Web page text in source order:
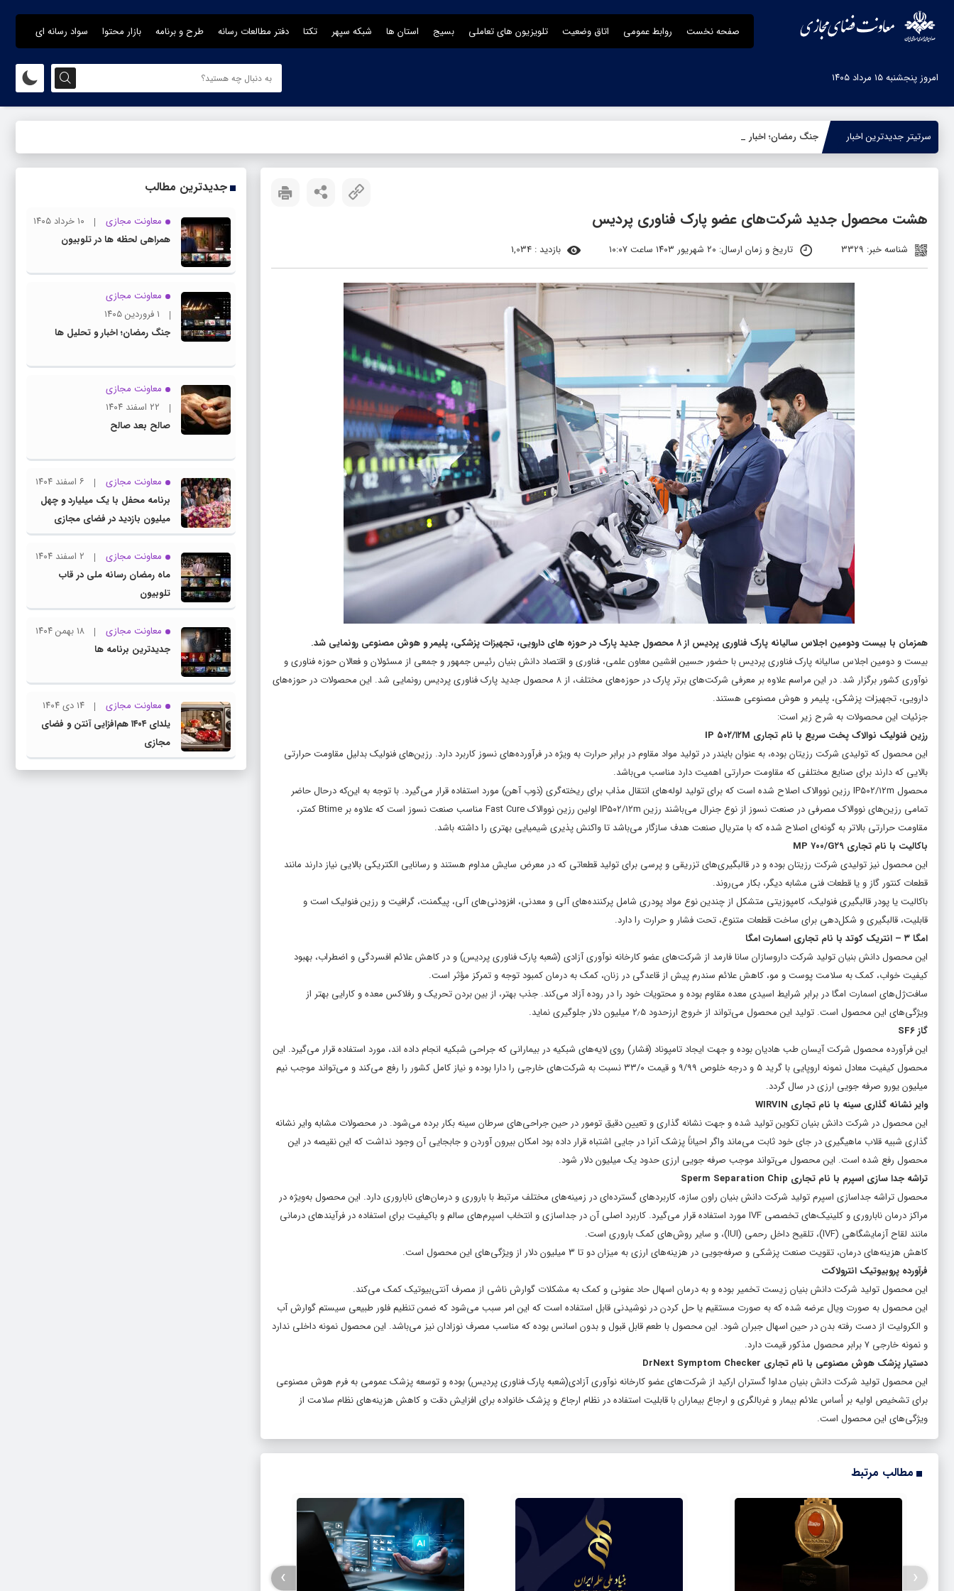
صفحه نخست روابط عمومی اتاق وضعیت تلویزیون های تعاملی بسیج استان ها شبکه سپهر تکتا دفتر مطالعات رسانه طرح و برنامه بازار محتوا سواد رسانه ای
امروز پنجشنبه ۱۵ مرداد ۱۴۰۵
سرتیتر جدیدترین اخبار جنگ رمضان؛ اخبار و تحلیل ها
هشت محصول جدید شرکت‌های عضو پارک فناوری پردیس
شناسه خبر: 3329 تاریخ و زمان ارسال: ۲۰ شهریور ۱۴۰۳ ساعت ۱۰:۰۷ بازدید : 1,034
همزمان با بیست ودومین اجلاس سالیانه پارک فناوری پردیس از ۸ محصول جدید پارک در حوزه های دارویی، تجهیزات پزشکی، پلیمر و هوش مصنوعی رونمایی شد.
بیست و دومین اجلاس سالیانه پارک فناوری پردیس با حضور حسین افشین معاون علمی، فناوری و اقتصاد دانش بنیان رئیس جمهور و جمعی از مسئولان و فعالان حوزه فناوری و
نوآوری کشور برگزار شد. در این مراسم علاوه بر معرفی شرکت‌های برتر پارک در حوزه‌های مختلف، از ۸ محصول جدید پارک فناوری پردیس رونمایی شد. این محصولات در حوزه‌های
دارویی، تجهیزات پزشکی، پلیمر و هوش مصنوعی هستند.
جزئیات این محصولات به شرح زیر است:
رزین فنولیک نوالاک پخت سریع با نام تجاری IP ۵۰۲/۱۲M
این محصول که تولیدی شرکت رزیتان بوده، به عنوان بایندر در تولید مواد مقاوم در برابر حرارت به ویژه در فرآورده‌های نسوز کاربرد دارد. رزین‌های فنولیک بدلیل مقاومت حرارتی
بالایی که دارند برای صنایع مختلفی که مقاومت حرارتی اهمیت دارد مناسب می‌باشد.
محصول IP۵۰۲/۱۲m رزین نووالاک اصلاح شده است که برای تولید لوله‌های انتقال مذاب برای ریخته‌گری (ذوب آهن) مورد استفاده قرار می‌گیرد. با توجه به این‌که درحال حاضر
تمامی رزین‌های نووالاک مصرفی در صنعت نسوز از نوع جنرال می‌باشند رزین IP۵۰۲/۱۲m اولین رزین نووالاک Fast Cure مناسب صنعت نسوز است که علاوه بر Btime کمتر،
مقاومت حرارتی بالاتر به گونه‌ای اصلاح شده که با متریال صنعت هدف سازگار می‌باشد تا واکنش پذیری شیمیایی بهتری را داشته باشد.
باکالیت با نام تجاری MP ۷۰۰/G۲۹
این محصول نیز تولیدی شرکت رزیتان بوده و در قالبگیری‌های تزریقی و پرسی برای تولید قطعاتی که در معرض سایش مداوم هستند و رسانایی الکتریکی بالایی نیاز دارند مانند
قطعات کنتور گاز و یا قطعات فنی مشابه دیگر، بکار می‌روند.
باکالیت یا پودر قالبگیری فنولیک، کامپوزیتی متشکل از چندین نوع مواد پودری شامل پرکننده‌های آلی و معدنی، افزودنی‌های آلی، پیگمنت، گرافیت و رزین فنولیک است و
قابلیت، قالبگیری و شکل‌دهی برای ساخت قطعات متنوع، تحت فشار و حرارت را دارد.
امگا ۳ – انتریک کوتد با نام تجاری اسمارت امگا
این محصول دانش بنیان تولید شرکت داروسازان سانا فارمد از شرکت‌های عضو کارخانه نوآوری آزادی (شعبه پارک فناوری پردیس) و در کاهش علائم افسردگی و اضطراب، بهبود
کیفیت خواب، کمک به سلامت پوست و مو، کاهش علائم سندرم پیش از قاعدگی در زنان، کمک به درمان کمبود توجه و تمرکز مؤثر است.
سافت‌ژل‌های اسمارت امگا در برابر شرایط اسیدی معده مقاوم بوده و محتویات خود را در روده آزاد می‌کند. جذب بهتر، از بین بردن تحریک و رفلاکس معده و کارایی بهتر از
ویژگی‌های این محصول است. تولید این محصول می‌تواند از خروج ارزحدود ۲٫۵ میلیون دلار جلوگیری نماید.
گاز SF۶
این فرآورده محصول شرکت آیسان طب هادیان بوده و جهت ایجاد تامپوناد (فشار) روی لایه‌های شبکیه در بیمارانی که جراحی شبکیه انجام داده اند، مورد استفاده قرار می‌گیرد. این
محصول کیفیت معادل نمونه اروپایی با گرید ۵ و درجه خلوص ۹/۹۹ و قیمت ۳۳/۰ نسبت به شرکت‌های خارجی را دارا بوده و نیاز کامل کشور را رفع می‌کند و می‌تواند موجب نیم
میلیون یورو صرفه جویی ارزی در سال گردد.
وایر نشانه گذاری سینه با نام تجاری WIRVIN
این محصول در شرکت دانش بنیان تکوین تولید شده و جهت نشانه گذاری و تعیین دقیق تومور در حین جراحی‌های سرطان سینه بکار برده می‌شود. در محصولات مشابه وایر نشانه
گذاری شبیه قلاب ماهیگیری در جای خود ثابت می‌ماند واگر احیاناً پزشک آنرا در جایی اشتباه قرار داده بود امکان بیرون آوردن و جابجایی آن وجود نداشت که این نقیصه در این
محصول رفع شده است. این محصول می‌تواند موجب صرفه جویی ارزی حدود یک میلیون دلار شود.
تراشه جدا سازی اسپرم با نام تجاری Sperm Separation Chip
محصول تراشه جداسازی اسپرم تولید شرکت دانش بنیان راون سازه، کاربردهای گسترده‌ای در زمینه‌های مختلف مرتبط با باروری و درمان‌های ناباروری دارد. این محصول به‌ویژه در
مراکز درمان ناباروری و کلینیک‌های تخصصی IVF مورد استفاده قرار می‌گیرد. کاربرد اصلی آن در جداسازی و انتخاب اسپرم‌های سالم و باکیفیت برای استفاده در فرآیندهای درمانی
مانند لقاح آزمایشگاهی (IVF)، تلقیح داخل رحمی (IUI)، و سایر روش‌های کمک باروری است.
کاهش هزینه‌های درمان، تقویت صنعت پزشکی و صرفه‌جویی در هزینه‌های ارزی به میزان دو تا ۳ میلیون دلار از ویژگی‌های این محصول است.
فرآورده پروبیوتیک انترولاکت
این محصول تولید شرکت دانش بنیان زیست تخمیر بوده و به درمان اسهال حاد عفونی و کمک به مشکلات گوارش ناشی از مصرف آنتی‌بیوتیک کمک می‌کند.
این محصول به صورت ویال عرضه شده که به صورت مستقیم یا حل کردن در نوشیدنی قابل استفاده است که این امر سبب می‌شود که ضمن تنظیم فلور طبیعی سیستم گوارش آب
و الکرولیت از دست رفته بدن در حین اسهال جبران شود. این محصول با طعم قابل قبول و بدون اسانس بوده که مناسب مصرف نوزادان نیز می‌باشد. این محصول نمونه داخلی ندارد
و نمونه خارجی ۷ برابر محصول مذکور قیمت دارد.
دستیار پزشک هوش مصنوعی با نام تجاری DrNext Symptom Checker
این محصول تولید شرکت دانش بنیان مداوا گستران ارکید از شرکت‌های عضو کارخانه نوآوری آزادی(شعبه پارک فناوری پردیس) بوده و توسعه پزشک عمومی به فرم هوش مصنوعی
برای تشخیص اولیه بر أساس علائم بیمار و غربالگری و ارجاع بیماران با قابلیت استفاده در نظام ارجاع و پزشک خانواده برای افزایش دقت و کاهش هزینه‌های نظام سلامت از
ویژگی‌های این محصول است.
مطالب مرتبط
‹
›
جدیدترین مطالب
معاونت مجازی
۱۰ خرداد ۱۴۰۵
همراهی لحظه ها در تلوبیون
معاونت مجازی
۱ فروردین ۱۴۰۵
جنگ رمضان؛ اخبار و تحلیل ها
معاونت مجازی
۲۲ اسفند ۱۴۰۴
صالح بعد صالح
معاونت مجازی
۶ اسفند ۱۴۰۴
برنامه محفل با یک میلیارد و چهل
میلیون بازدید در فضای مجازی
معاونت مجازی
۲ اسفند ۱۴۰۴
ماه رمضان رسانه ملی در قاب
تلوبیون
معاونت مجازی
۱۸ بهمن ۱۴۰۴
جدیدترین برنامه ها
معاونت مجازی
۱۴ دی ۱۴۰۴
یلدای ۱۴۰۴ هم‌افزایی آنتن و فضای
مجازی